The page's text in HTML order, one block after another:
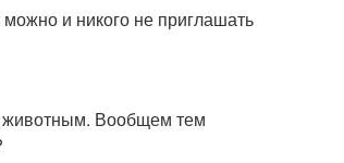
и никого не приглашать
животным. Вообщем тем